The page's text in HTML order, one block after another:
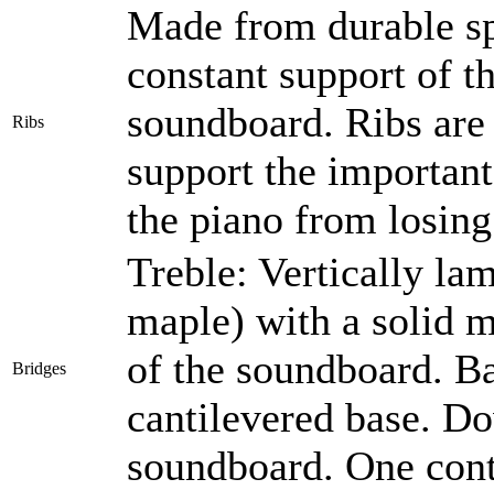
Ribs
Made from durable
constant support of
soundboard. Ribs
support the
the piano from
Bridges
Treble: Vertically
maple) with a solid
of the soundboard.
cantilevered base.
soundboard. One